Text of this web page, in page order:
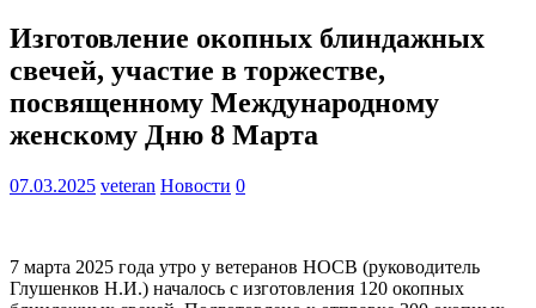
Изготовление окопных блиндажных
свечей, участие в торжестве,
посвященному Международному
женскому Дню 8 Марта
07.03.2025 veteran Новости 0
7 марта 2025 года утро у ветеранов НОСВ (руководитель
Глушенков Н.И.) началось с изготовления 120 окопных